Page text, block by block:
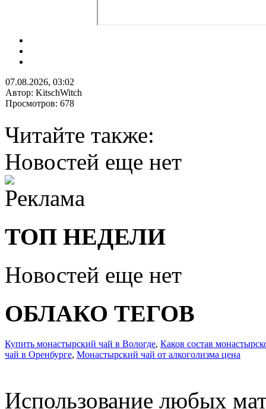
07.08.2026, 03:02
Автор: KitschWitch
Просмотров: 678
Читайте также:
Новостей еще нет
ТОП НЕДЕЛИ
Новостей еще нет
ОБЛАКО ТЕГОВ
Купить монастырский чай в Вологде, Каков состав
чай в Оренбурге, Монастырский чай от алкоголизма цена
Использование любых